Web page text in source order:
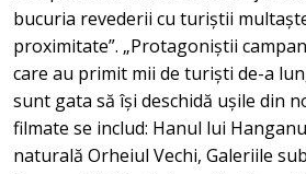
bucuria revederii cu turiștii
proximitate”. „Protagoniștii
care au primit mii de turiști de-a
sunt gata să își deschidă ușile din
filmate se includ: Hanul lui
naturală Orheiul Vechi, Galeriile